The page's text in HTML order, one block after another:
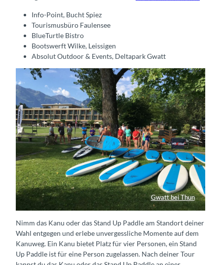
Info-Point, Bucht Spiez
Tourismusbüro Faulensee
BlueTurtle Bistro
Bootswerft Wilke, Leissigen
Absolut Outdoor & Events, Deltapark Gwatt
Gwatt bei Thun
SUP Vermietung bei Absolut Outdoor & Events
Nimm das Kanu oder das Stand Up Paddle am Standort deiner
Wahl entgegen und erlebe unvergessliche Momente auf dem
Kanuweg. Ein Kanu bietet Platz für vier Personen, ein Stand
Up Paddle ist für eine Person zugelassen. Nach deiner Tour